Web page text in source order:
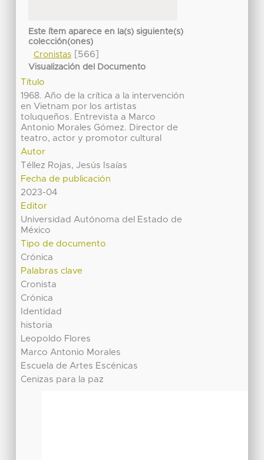
Este ítem aparece en la(s) siguiente(s)
colección(ones)
Cronistas[566]
Visualización del Documento
Título
1968. Año de la crítica a la intervención
en Vietnam por los artistas
toluqueños. Entrevista a Marco
Antonio Morales Gómez. Director de
teatro, actor y promotor cultural
Autor
Téllez Rojas, Jesús Isaías
Fecha de publicación
2023-04
Editor
Universidad Autónoma del Estado de
México
Tipo de documento
Crónica
Palabras clave
Cronista
Crónica
Identidad
historia
Leopoldo Flores
Marco Antonio Morales
Escuela de Artes Escénicas
Cenizas para la paz